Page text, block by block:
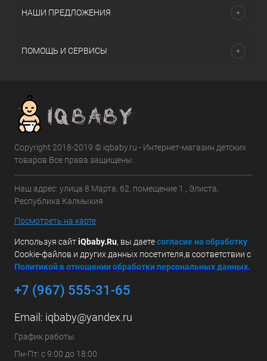
НАШИ ПРЕДЛОЖЕНИЯ
ПОМОЩЬ И СЕРВИСЫ
Copyright 2018-2019 © iqbaby.ru - Интернет-магазин детских
товаров Все права защищены.
Наш адрес: улица 8 Марта, 62, помещение 1 , Элиста,
Республика Калмыкия
Посмотреть на карте
Используя сайтiQbaby.Ru, вы даетесогласие на обработку
Cookie-файлов и других данных посетителя,в соответствии с
Политикой в отношении обработки персональных данных.
+7 (967) 555-31-65
Email: iqbaby@yandex.ru
График работы
Пн-Пт: с 9:00 до 18:00